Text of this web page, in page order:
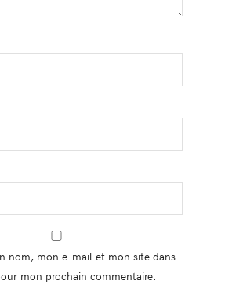
nom, mon e-mail et mon site dans
mon prochain commentaire.